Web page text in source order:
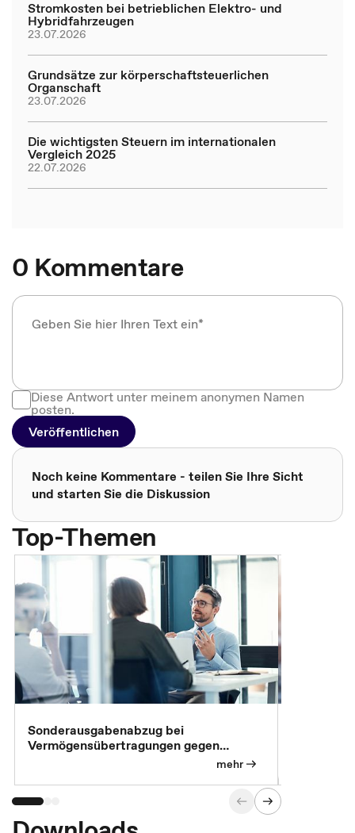
Stromkosten bei betrieblichen Elektro- und
Hybridfahrzeugen
23.07.2026
Grundsätze zur körperschaftsteuerlichen
Organschaft
23.07.2026
Die wichtigsten Steuern im internationalen
Vergleich 2025
22.07.2026
0 Kommentare
Diese Antwort unter meinem anonymen Namen
posten.
Veröffentlichen
Noch keine Kommentare - teilen Sie Ihre Sicht
und starten Sie die Diskussion
Top-Themen
Sonderausgabenabzug bei
Vermögensübertragungen gegen
mehr